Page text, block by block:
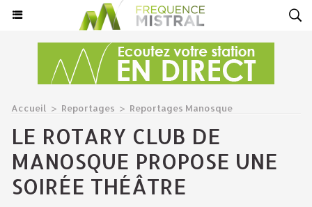
Accueil > Reportages > Reportages Manosque
LE ROTARY CLUB DE
MANOSQUE PROPOSE UNE
SOIRÉE THÉÂTRE